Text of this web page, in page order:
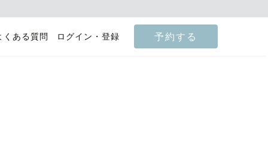
くある質問 ログイン・登録 予約する